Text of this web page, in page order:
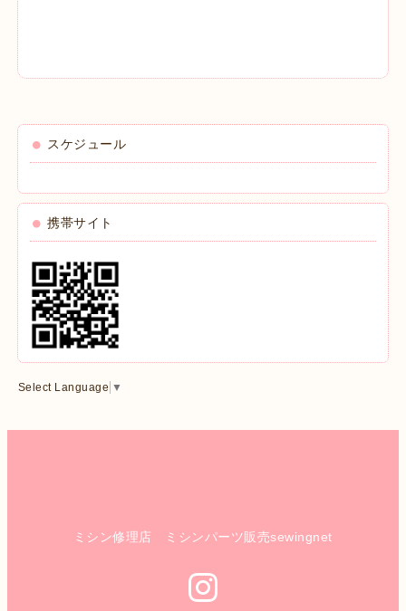
スケジュール
携帯サイト
Select Language ▼
ミシン修理店 ミシンパーツ販売sewingnet